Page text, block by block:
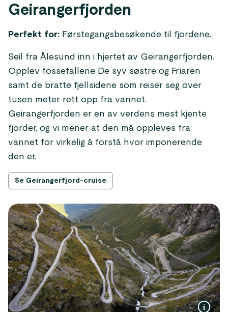
Geirangerfjorden
Perfekt for: Førstegangsbesøkende til fjordene.
Seil fra Ålesund inn i hjertet av Geirangerfjorden.
Opplev fossefallene De syv søstre og Friaren
samt de bratte fjellsidene som reiser seg over
tusen meter rett opp fra vannet.
Geirangerfjorden er en av verdens mest kjente
fjorder, og vi mener at den må oppleves fra
vannet for virkelig å forstå hvor imponerende
den er.
Se Geirangerfjord-cruise